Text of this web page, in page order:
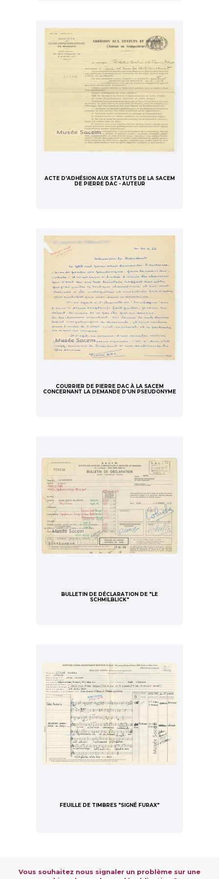
ACTE D'ADHÉSION AUX STATUTS DE LA SACEM
DE PIERRE DAC - AUTEUR
COURRIER DE PIERRE DAC À LA SACEM
CONCERNANT LA DEMANDE D'UN PSEUDONYME
BULLETIN DE DÉCLARATION DE "LE
SCHMILBLICK"
FEUILLE DE TIMBRES "SIGNÉ FURAX"
Vous souhaitez nous signaler un problème sur une